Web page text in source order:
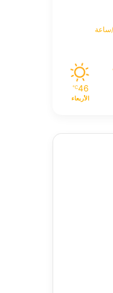
46
℃
الأربعاء